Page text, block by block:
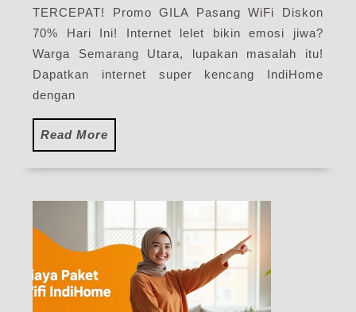
TERCEPAT! Promo GILA Pasang WiFi Diskon
70% Hari Ini! Internet lelet bikin emosi jiwa?
Warga Semarang Utara, lupakan masalah itu!
Dapatkan internet super kencang IndiHome
dengan
Read More
More